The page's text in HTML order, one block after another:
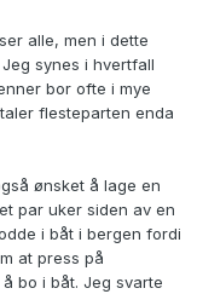
alle, men i dette
synes i hvertfall
bor ofte i mye
flesteparten enda
ønsket å lage en
par uker siden av en
i båt i bergen fordi
at press på
bo i båt. Jeg svarte